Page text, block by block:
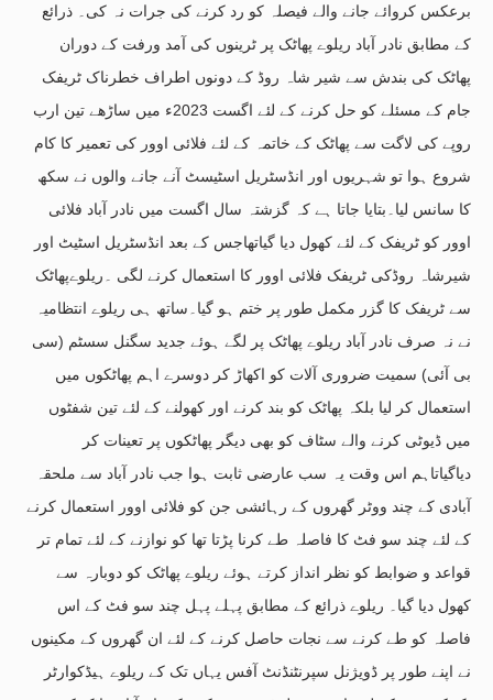
برعکس کروائے جانے والے فیصلہ کو رد کرنے کی جرات نہ کی۔ ذرائع
کے مطابق نادر آباد ریلوے پھاٹک پر ٹرینوں کی آمد ورفت کے دوران
پھاٹک کی بندش سے شیر شاہ روڈ کے دونوں اطراف خطرناک ٹریفک
جام کے مسئلے کو حل کرنے کے لئے اگست 2023ء میں ساڑھے تین ارب
روپے کی لاگت سے پھاٹک کے خاتمہ کے لئے فلائی اوور کی تعمیر کا کام
شروع ہوا تو شہریوں اور انڈسٹریل اسٹیسٹ آنے جانے والوں نے سکھ
کا سانس لیا۔بتایا جاتا ہے کہ گزشتہ سال اگست میں نادر آباد فلائی
اوور کو ٹریفک کے لئے کھول دیا گیاتھاجس کے بعد انڈسٹریل اسٹیٹ اور
شیرشاہ روڈکی ٹریفک فلائی اوور کا استعمال کرنے لگی ۔ریلوےپھاٹک
سے ٹریفک کا گزر مکمل طور پر ختم ہو گیا۔ساتھ ہی ریلوے انتظامیہ
نے نہ صرف نادر آباد ریلوے پھاٹک پر لگے ہوئے جدید سگنل سسٹم (سی
بی آئی) سمیت ضروری آلات کو اکھاڑ کر دوسرے اہم پھاٹکوں میں
استعمال کر لیا بلکہ پھاٹک کو بند کرنے اور کھولنے کے لئے تین شفٹوں
میں ڈیوٹی کرنے والے سٹاف کو بھی دیگر پھاٹکوں پر تعینات کر
دیاگیاتاہم اس وقت یہ سب عارضی ثابت ہوا جب نادر آباد سے ملحقہ
آبادی کے چند ووٹر گھروں کے رہائشی جن کو فلائی اوور استعمال کرنے
کے لئے چند سو فٹ کا فاصلہ طے کرنا پڑتا تھا کو نوازنے کے لئے تمام تر
قواعد و ضوابط کو نظر انداز کرتے ہوئے ریلوے پھاٹک کو دوبارہ سے
کھول دیا گیا۔ ریلوے ذرائع کے مطابق پہلے پہل چند سو فٹ کے اس
فاصلہ کو طے کرنے سے نجات حاصل کرنے کے لئے ان گھروں کے مکینوں
نے اپنے طور پر ڈویژنل سپرنٹنڈنٹ آفس یہاں تک کے ریلوے ہیڈکوارٹر